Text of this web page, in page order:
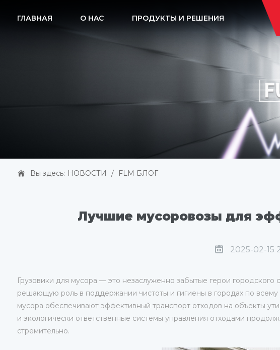
ГЛАВНАЯ O HAC ПРОДУКТЫ И РЕШЕНИЯ
Вы здесь: НОВОСТИ / FLM БЛОГ
Лучшие мусоровозы для
2025-02-15
Грузовики для мусора — это незаслуженно забытые герои
решающую роль в поддержании чистоты и гигиены в городах по
мусора обеспечивают эффективный транспорт отходов на объекты
и экологически ответственные системы управления отходами
стремительно.